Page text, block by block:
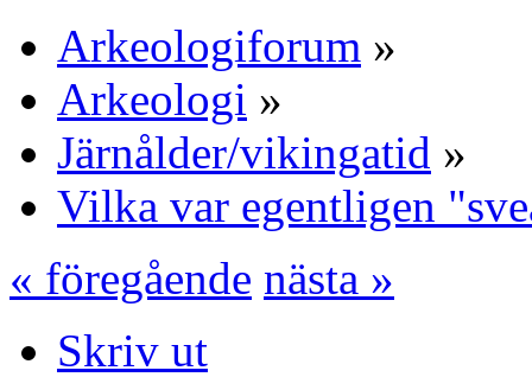
Arkeologiforum »
Arkeologi »
Järnålder/vikingatid »
Vilka var egentligen
« föregående nästa »
Skriv ut